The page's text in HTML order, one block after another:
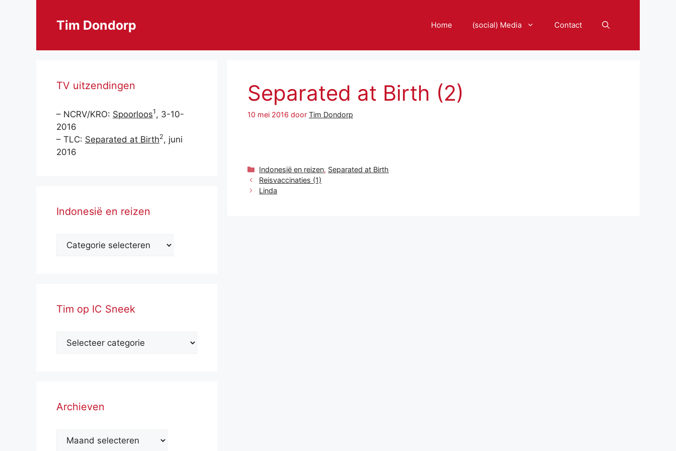
Tim Dondorp Home (social) Media Contact
Separated at Birth (2)
10 mei 2016 door Tim Dondorp
Categorieën
Indonesië en reizen, Separated at Birth
Reisvaccinaties (1)
Linda
TV uitzendingen
– NCRV/KRO: Spoorloos1, 3-10-
2016
– TLC: Separated at Birth2, juni
2016
Indonesië en reizen
Tim op IC Sneek
Archieven
Archieven